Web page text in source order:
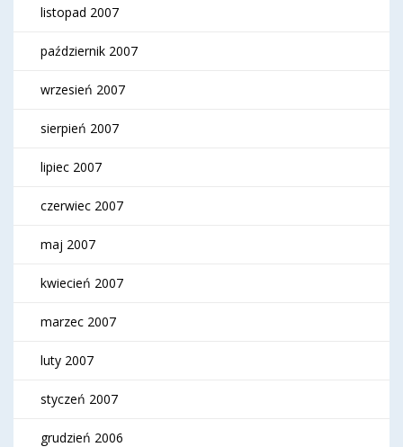
listopad 2007
październik 2007
wrzesień 2007
sierpień 2007
lipiec 2007
czerwiec 2007
maj 2007
kwiecień 2007
marzec 2007
luty 2007
styczeń 2007
grudzień 2006